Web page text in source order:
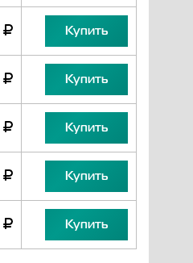
Купить
Купить
Купить
Купить
Купить